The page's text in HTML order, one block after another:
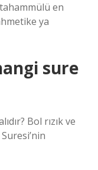
en
ya
sure
Bol rızık ve